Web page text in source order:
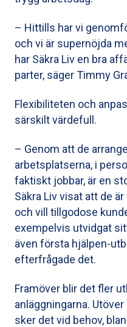
– Hittills har vi
och vi är supernöjda
har Säkra Liv en bra
parter, säger Timmy
Flexibiliteten och
särskilt värdefull.
– Genom att de
arbetsplatserna, i
faktiskt jobbar, är en
Säkra Liv visat att de
och vill tillgodose
exempelvis utvidgat
även första hjälpen-
efterfrågade det.
Framöver blir det fler
anläggningarna.
sker det vid behov,